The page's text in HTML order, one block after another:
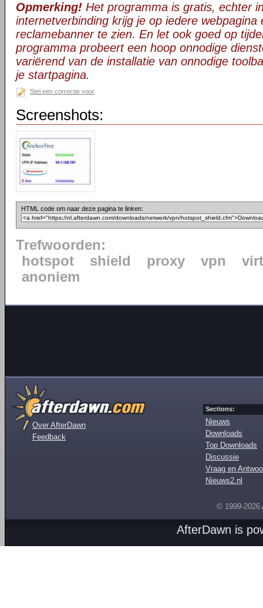
Opmerking! Het programma is gratis, echter
internetverbinding krijg je op iedere webpagina
reclamebanner te zien. En let ook goed op
programma probeert een hoop onnodige
variërend van de installatie van onnodige
je startpagina.
Stel een correctie voor
Screenshots:
HTML code om naar deze pagina te linken:
Trefwoorden:
hotspot
shield proxy vpn
anoniem
Over AfterDawn
Feedback
Sections:
Nieuws
Downloads
Top Downloads
Discussie
Vraag en
Nieuws2.nl
© 1999-2026
AfterDawn is